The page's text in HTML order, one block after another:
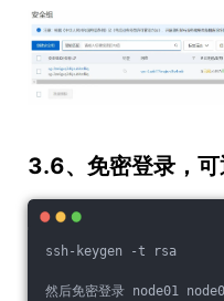
3.6、免密登录，
ssh-keygen -t rsa
然后免密登录 node01